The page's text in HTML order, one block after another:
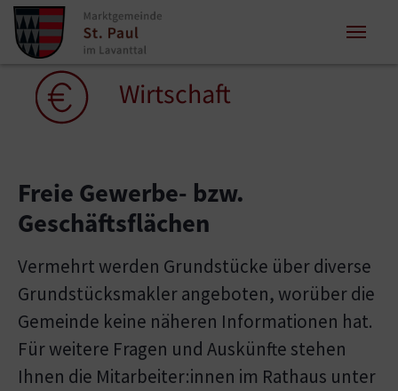
Zum Inhalt springen
Zum Seitenende springen
Sie sind hier: Wirtschaft
Freie Gewerbe- bzw.
Geschäftsflächen
Vermehrt werden Grundstücke über diverse
Grundstücksmakler angeboten, worüber die
Gemeinde keine näheren Informationen hat.
Für weitere Fragen und Auskünfte stehen
Ihnen die Mitarbeiter:innen im Rathaus unter